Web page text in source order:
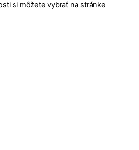
si môžete vybrať na stránke